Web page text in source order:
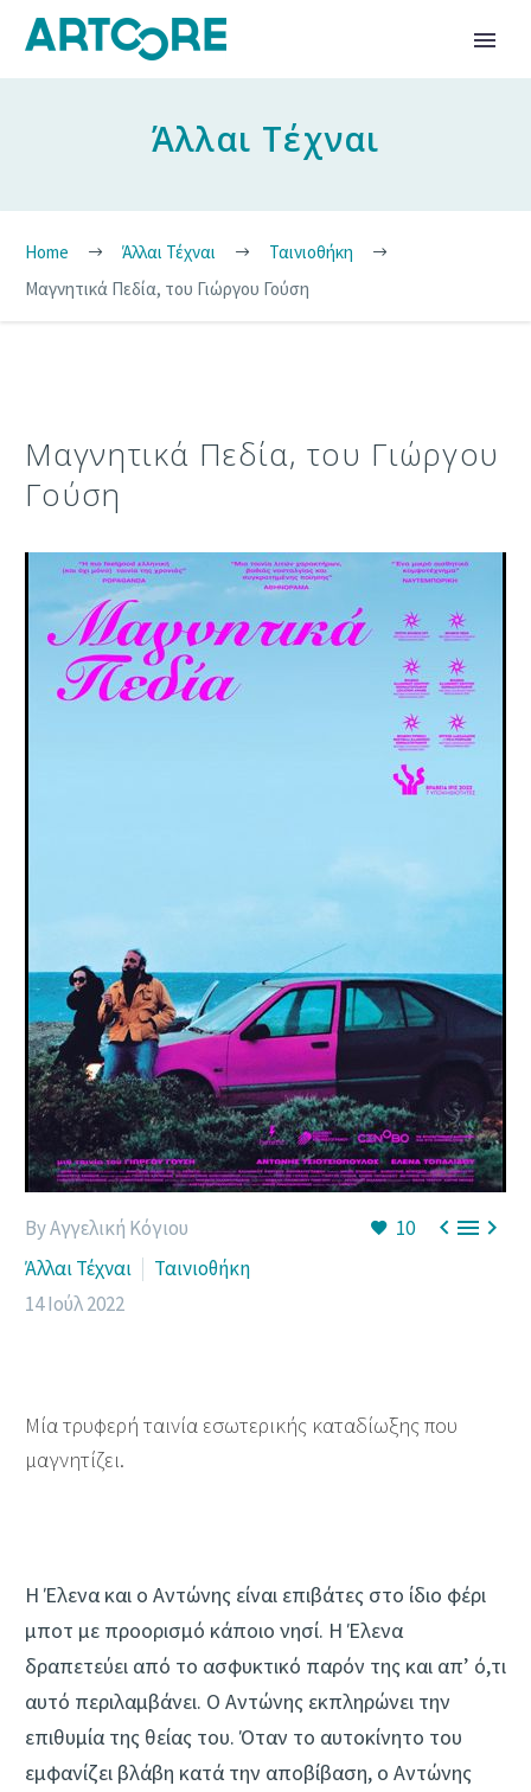
Άλλαι Τέχναι
Home Άλλαι Τέχναι
Ταινιοθήκη
Μαγνητικά Πεδία, του Γιώργου Γούση
Μαγνητικά Πεδία, του Γιώργου
Γούση
10 
By Αγγελική Κόγιου
Άλλαι Τέχναι
Ταινιοθήκη
14 Ιούλ 2022
Μία τρυφερή ταινία εσωτερικής καταδίωξης που
μαγνητίζει.
Η Έλενα και ο Αντώνης είναι επιβάτες στο ίδιο φέρι
μποτ με προορισμό κάποιο νησί. Η Έλενα
δραπετεύει από το ασφυκτικό παρόν της και απ’ ό,τι
αυτό περιλαμβάνει. Ο Αντώνης εκπληρώνει την
επιθυμία της θείας του. Όταν το αυτοκίνητο του
εμφανίζει βλάβη κατά την αποβίβαση, ο Αντώνης